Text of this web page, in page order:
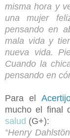
misma hora y
una mujer
pensando en
mala vida y
nueva vida.
Cuando la
pensando en
Para el
mucho el final
salud (G+):
"Henry